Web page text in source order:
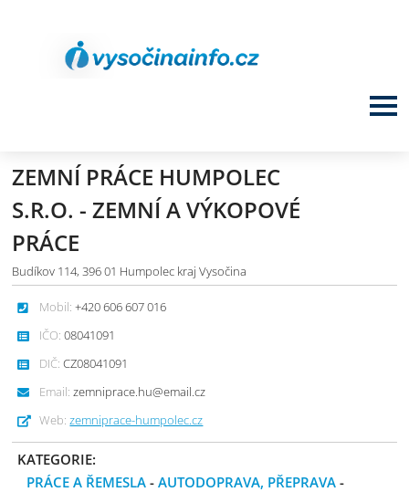
ZEMNÍ PRÁCE HUMPOLEC
S.R.O. - ZEMNÍ A VÝKOPOVÉ
PRÁCE
Budíkov 114, 396 01 Humpolec kraj Vysočina
Mobil: +420 606 607 016
IČO: 08041091
DIČ: CZ08041091
Email: zemniprace.hu@email.cz
Web: zemniprace-humpolec.cz
KATEGORIE:
PRÁCE A ŘEMESLA -AUTODOPRAVA, PŘEPRAVA -